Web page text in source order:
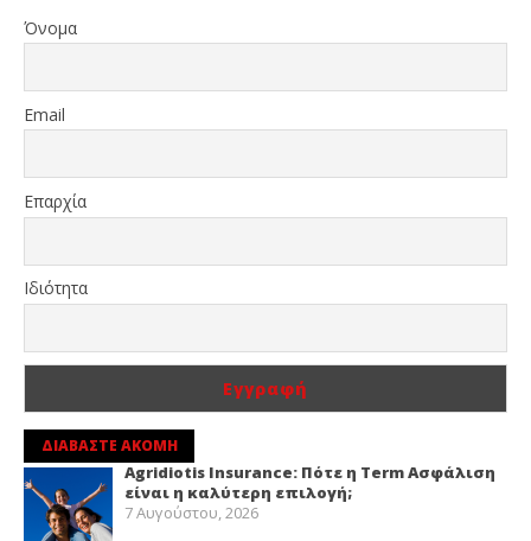
Όνομα
Email
Επαρχία
Ιδιότητα
ΔΙΑΒΑΣΤΕ ΑΚΟΜΗ
Agridiotis Insurance: Πότε η Term Ασφάλιση
είναι η καλύτερη επιλογή;
7 Αυγούστου, 2026